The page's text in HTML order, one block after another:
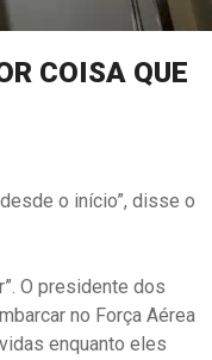
COISA QUE
o início”, disse o
O presidente dos
no Força Aérea
enquanto eles